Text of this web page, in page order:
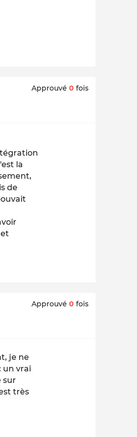
Approuvé 0 fois
la
de
Approuvé 0 fois
je ne
un vrai
sur
très